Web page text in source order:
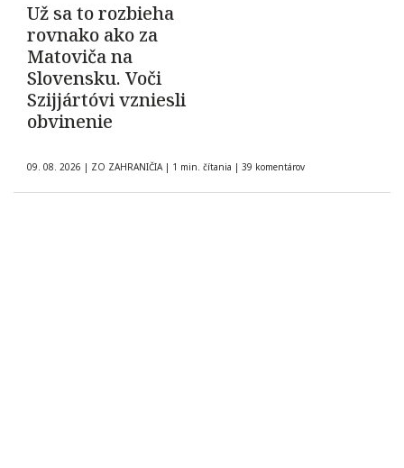
Už sa to rozbieha
rovnako ako za
Matoviča na
Slovensku. Voči
Szijjártóvi vzniesli
obvinenie
09. 08. 2026 | ZO ZAHRANIČIA | 1 min. čítania | 39 komentárov